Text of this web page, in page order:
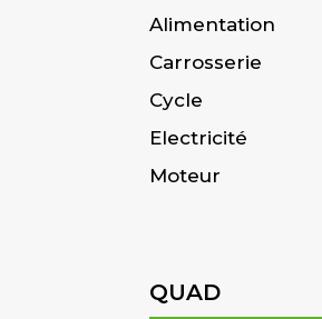
Alimentation
Carrosserie
Cycle
Electricité
Moteur
QUAD